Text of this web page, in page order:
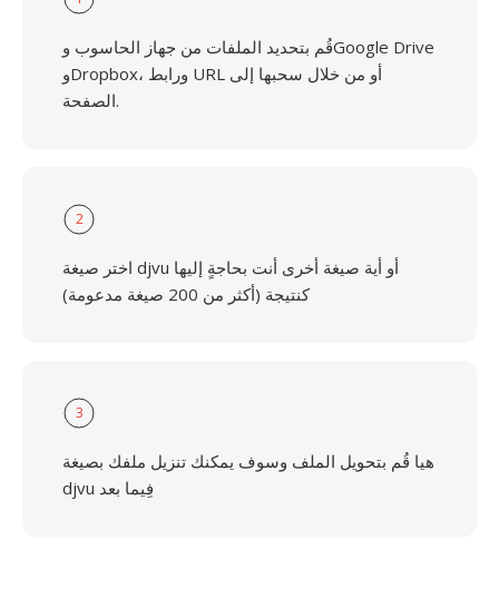
قُم بتحديد الملفات من جهاز الحاسوب وGoogle Drive
وDropbox، ورابط URL أو من خلال سحبها إلى
الصفحة.
2
اختر صيغة djvu أو أية صيغة أخرى أنت بحاجةٍ إليها
كنتيجة (أكثر من 200 صيغة مدعومة)
3
هيا قُم بتحويل الملف وسوف يمكنك تنزيل ملفك بصيغة
djvu فِيما بعد